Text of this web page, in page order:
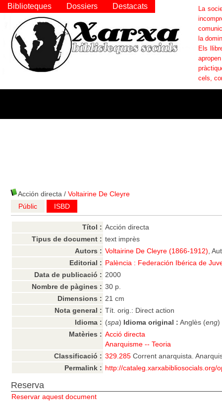
Acción directa / Voltairine De Cleyre
Públic
ISBD
Títol : Acción directa
Tipus de document : text imprès
Autors : Voltairine De Cleyre (1866-1912) ,
Editorial : Palència : Federación Ibérica de
Data de publicació : 2000
Nombre de pàgines : 30 p.
Dimensions : 21 cm
Nota general : Tít. orig.: Direct action
Idioma : (spa) Idioma original : Anglès (eng)
Matèries : Acció directa
Anarquisme -- Teoria
Classificació : 329.285 Corrent anarquista.
Permalink : http://cataleg.xarxabibliosocials.org/
Reserva
Reservar aquest document
La
la
Els
cels,
Biblioteques Dossiers Destacats